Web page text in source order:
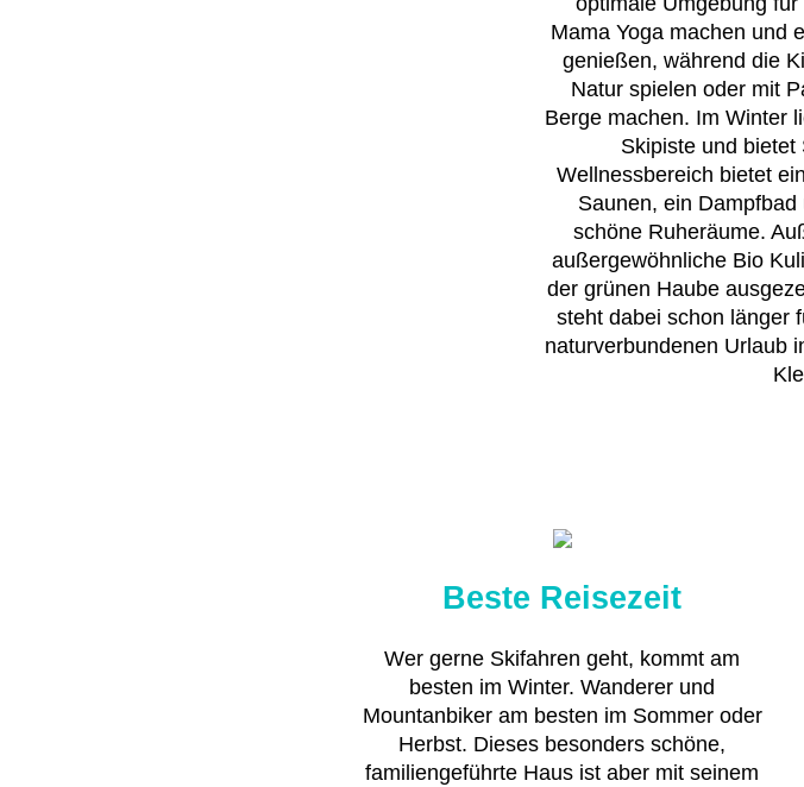
Mama Yoga machen und
genießen, während die
Natur spielen oder mit
Berge machen. Im Winter
Skipiste und
Wellnessbereich bietet
Saunen, ein
schöne Ruheräume.
außergewöhnliche Bio
der grünen Haube
steht dabei schon länger
naturverbundenen Urlaub
Beste Reisezeit
Wer gerne Skifahren geht, kommt am
besten im Winter. Wanderer und
Mountanbiker am besten im Sommer oder
Herbst. Dieses besonders schöne,
familiengeführte Haus ist aber mit seinem